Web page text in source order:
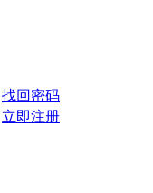
找回密码
立即注册